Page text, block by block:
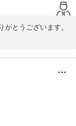
とうございます。
ましてお褒めのお言
をおかけしてしま